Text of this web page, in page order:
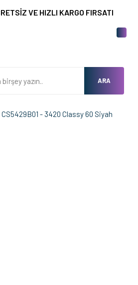
VE HIZLI KARGO FIRSATI
ARA